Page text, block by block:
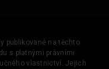
publikované na těchto
s platnými právními
vlastnictví. Jejich